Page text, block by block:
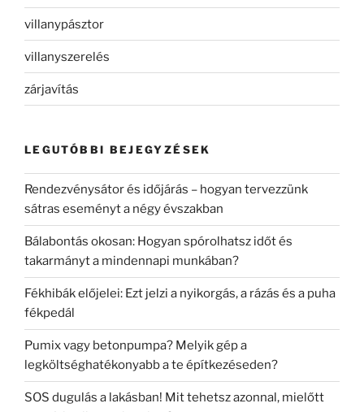
villanypásztor
villanyszerelés
zárjavítás
LEGUTÓBBI BEJEGYZÉSEK
Rendezvénysátor és időjárás – hogyan tervezzünk
sátras eseményt a négy évszakban
Bálabontás okosan: Hogyan spórolhatsz időt és
takarmányt a mindennapi munkában?
Fékhibák előjelei: Ezt jelzi a nyikorgás, a rázás és a puha
fékpedál
Pumix vagy betonpumpa? Melyik gép a
legköltséghatékonyabb a te építkezéseden?
SOS dugulás a lakásban! Mit tehetsz azonnal, mielőtt